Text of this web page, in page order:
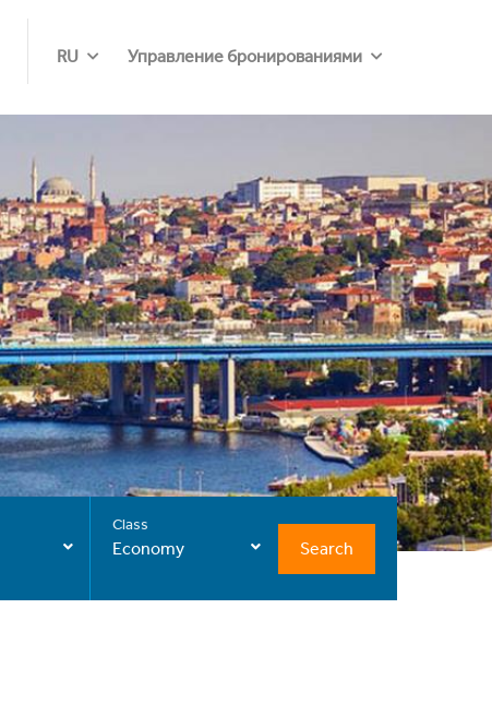
RU Управление бронированиями
Class
Economy Search